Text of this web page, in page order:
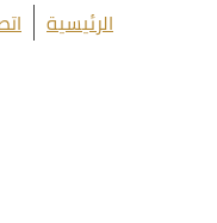
الرئيسية